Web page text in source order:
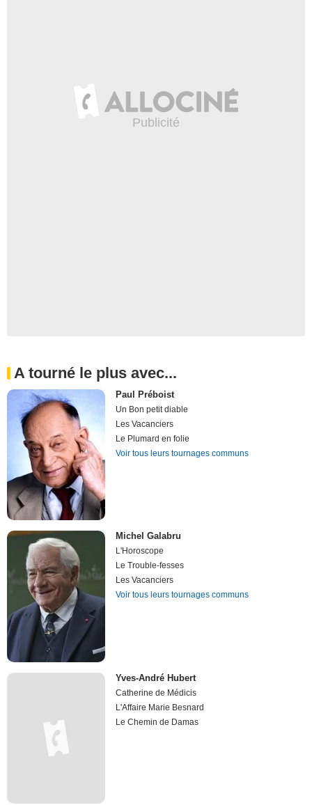
A tourné le plus avec...
Paul Préboist
Un Bon petit diable
Les Vacanciers
Le Plumard en folie
Voir tous leurs tournages communs
Michel Galabru
L'Horoscope
Le Trouble-fesses
Les Vacanciers
Voir tous leurs tournages communs
Yves-André Hubert
Catherine de Médicis
L'Affaire Marie Besnard
Le Chemin de Damas